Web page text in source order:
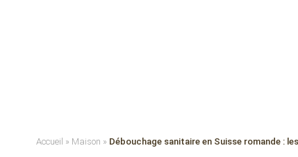
Accueil » Maison » Débouchage sanitaire en Suisse romande :